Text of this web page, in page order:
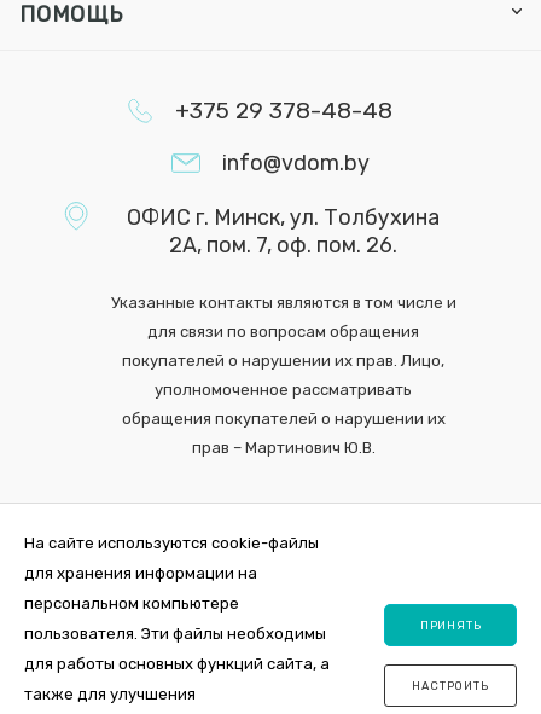
ПОМОЩЬ
+375 29 378-48-48
info@vdom.by
ОФИС г. Минск, ул. Толбухина
2А, пом. 7, оф. пом. 26.
Указанные контакты являются в том числе и
для связи по вопросам обращения
покупателей о нарушении их прав. Лицо,
уполномоченное рассматривать
обращения покупателей о нарушении их
прав – Мартинович Ю.В.
2026 © Интернет-магазин VDOM.by Регистрация в торговом реестре
На сайте используются cookie-файлы
для хранения информации на
персональном компьютере
пользователя. Эти файлы необходимы
для работы основных функций сайта, а
также для улучшения
ПРИНЯТЬ
НАСТРОИТЬ